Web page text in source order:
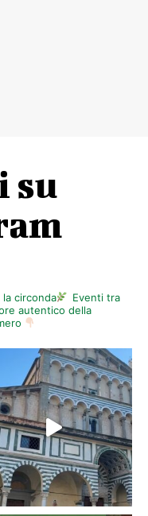
su
circonda
Eventi tra
autentico della